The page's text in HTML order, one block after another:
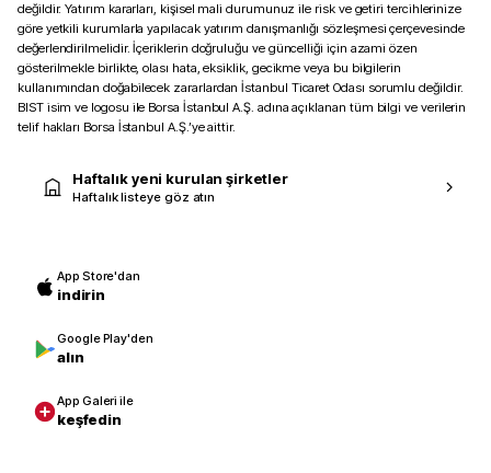
değildir. Yatırım kararları, kişisel mali durumunuz ile risk ve getiri tercihlerinize
göre yetkili kurumlarla yapılacak yatırım danışmanlığı sözleşmesi çerçevesinde
değerlendirilmelidir. İçeriklerin doğruluğu ve güncelliği için azami özen
gösterilmekle birlikte, olası hata, eksiklik, gecikme veya bu bilgilerin
kullanımından doğabilecek zararlardan İstanbul Ticaret Odası sorumlu değildir.
BIST isim ve logosu ile Borsa İstanbul A.Ş. adına açıklanan tüm bilgi ve verilerin
telif hakları Borsa İstanbul A.Ş.’ye aittir.
Haftalık yeni kurulan şirketler
Haftalık listeye göz atın
App Store'dan
indirin
Google Play'den
alın
App Galeri ile
keşfedin